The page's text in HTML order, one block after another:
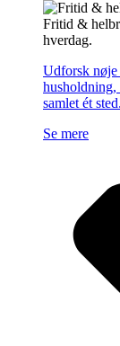
Fritid &
hverdag.
Udforsk
husholdning,
samlet ét sted.
Se mere